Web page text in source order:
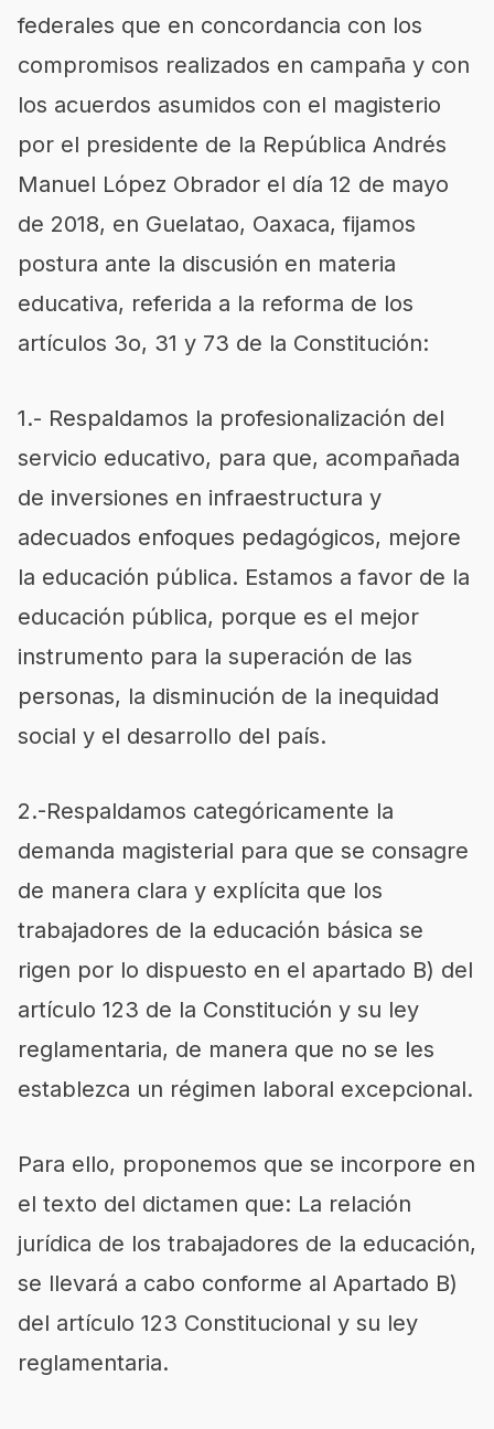
federales que en concordancia con los
compromisos realizados en campaña y con
los acuerdos asumidos con el magisterio
por el presidente de la República Andrés
Manuel López Obrador el día 12 de mayo
de 2018, en Guelatao, Oaxaca, fijamos
postura ante la discusión en materia
educativa, referida a la reforma de los
artículos 3o, 31 y 73 de la Constitución:
1.- Respaldamos la profesionalización del
servicio educativo, para que, acompañada
de inversiones en infraestructura y
adecuados enfoques pedagógicos, mejore
la educación pública. Estamos a favor de la
educación pública, porque es el mejor
instrumento para la superación de las
personas, la disminución de la inequidad
social y el desarrollo del país.
2.-Respaldamos categóricamente la
demanda magisterial para que se consagre
de manera clara y explícita que los
trabajadores de la educación básica se
rigen por lo dispuesto en el apartado B) del
artículo 123 de la Constitución y su ley
reglamentaria, de manera que no se les
establezca un régimen laboral excepcional.
Para ello, proponemos que se incorpore en
el texto del dictamen que: La relación
jurídica de los trabajadores de la educación,
se llevará a cabo conforme al Apartado B)
del artículo 123 Constitucional y su ley
reglamentaria.